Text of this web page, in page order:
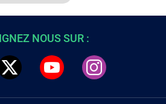
NOUS SUR :